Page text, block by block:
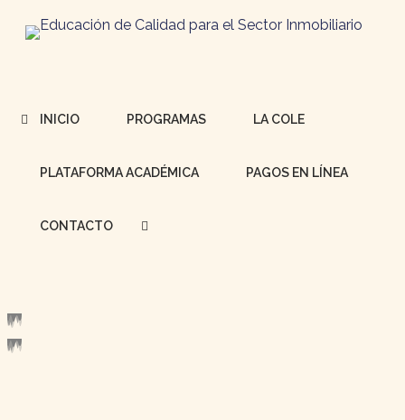
INICIO PROGRAMAS LA COLE
PLATAFORMA ACADÉMICA PAGOS EN LÍNEA
CONTACTO